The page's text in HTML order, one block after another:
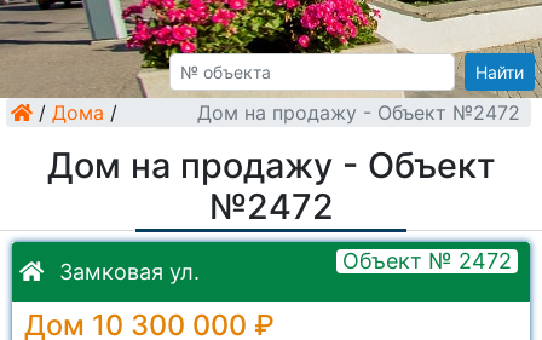
Найти
/ Дома / Дом на продажу - Объект №2472
Дом на продажу - Объект
№2472
Замковая ул. Объект № 2472
Дом 10 300 000 ₽